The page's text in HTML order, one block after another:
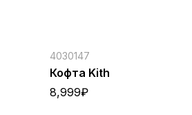
4030147
Кофта Kith
8,999₽